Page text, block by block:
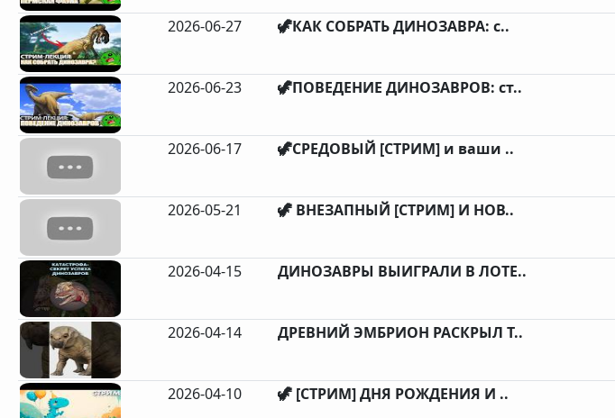
2026-06-27 🦖КАК СОБРАТЬ ДИНОЗАВРА: с..
2026-06-23 🦖ПОВЕДЕНИЕ ДИНОЗАВРОВ: ст..
2026-06-17 🦖СРЕДОВЫЙ [СТРИМ] и ваши ..
2026-05-21 🦖 ВНЕЗАПНЫЙ [СТРИМ] И НОВ..
2026-04-15 ДИНОЗАВРЫ ВЫИГРАЛИ В ЛОТЕ..
2026-04-14 ДРЕВНИЙ ЭМБРИОН РАСКРЫЛ Т..
2026-04-10 🦖 [СТРИМ] ДНЯ РОЖДЕНИЯ И ..